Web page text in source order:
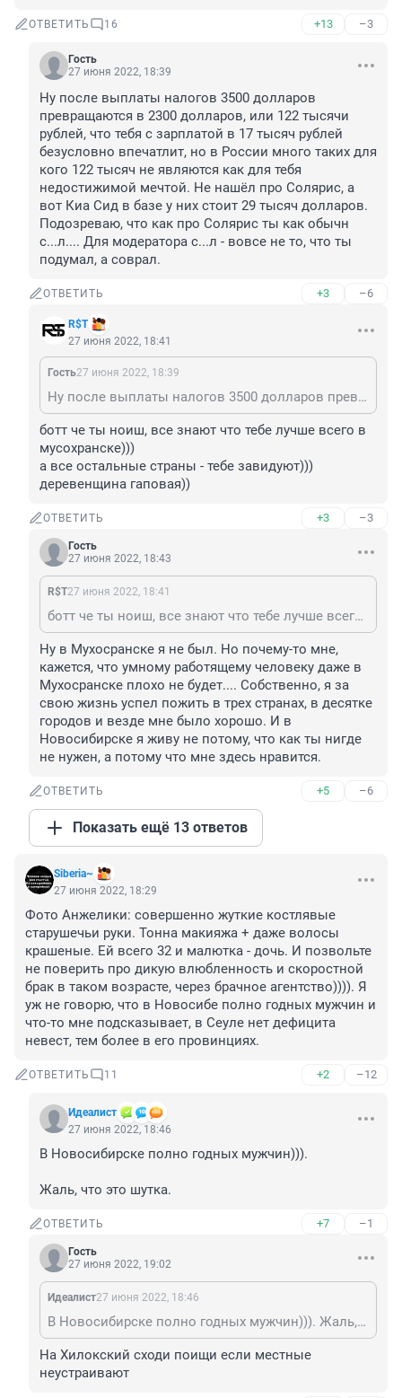
ОТВЕТИТЬ 16 +13 –3
Гость
27 июня 2022, 18:39
Ну после выплаты налогов 3500 долларов
превращаются в 2300 долларов, или 122 тысячи
рублей, что тебя с зарплатой в 17 тысяч рублей
безусловно впечатлит, но в России много таких для
кого 122 тысяч не являются как для тебя
недостижимой мечтой. Не нашёл про Солярис, а
вот Киа Сид в базе у них стоит 29 тысяч долларов.
Подозреваю, что как про Солярис ты как обычн
с...л.... Для модератора с...л - вовсе не то, что ты
подумал, а соврал.
ОТВЕТИТЬ +3 –6
R$Т
27 июня 2022, 18:41
Гость27 июня 2022, 18:39
Ну после выплаты налогов 3500 долларов превращаются в 2300 долларов, или 122 тысячи рублей, что тебя с зарплатой в 17 тысяч рублей безусловно впечатлит, но в России много таких для кого 122 тысяч не являются как для тебя недостижимой мечтой. Не нашёл про Солярис, а вот Киа Сид в базе у них стоит 29 тысяч долларов. Подозреваю, что как про Солярис ты как обычн с...л.... Для модератора с...л - вовсе не то, что ты подумал, а соврал.
ботт че ты ноиш, все знают что тебе лучше всего в
мусохранске)))
а все остальные страны - тебе завидуют)))
деревенщина гаповая))
ОТВЕТИТЬ +3 –3
Гость
27 июня 2022, 18:43
R$Т27 июня 2022, 18:41
ботт че ты ноиш, все знают что тебе лучше всего в мусохранске))) а все остальные страны - тебе завидуют))) деревенщина гаповая))
Ну в Мухосранске я не был. Но почему-то мне,
кажется, что умному работящему человеку даже в
Мухосранске плохо не будет.... Собственно, я за
свою жизнь успел пожить в трех странах, в десятке
городов и везде мне было хорошо. И в
Новосибирске я живу не потому, что как ты нигде
не нужен, а потому что мне здесь нравится.
ОТВЕТИТЬ +5 –6
Показать ещё 13 ответов
Siberia~
27 июня 2022, 18:29
Фото Анжелики: совершенно жуткие костлявые
старушечьи руки. Тонна макияжа + даже волосы
крашеные. Ей всего 32 и малютка - дочь. И позвольте
не поверить про дикую влюбленность и скоростной
брак в таком возрасте, через брачное агентство)))). Я
уж не говорю, что в Новосибе полно годных мужчин и
что-то мне подсказывает, в Сеуле нет дефицита
невест, тем более в его провинциях.
ОТВЕТИТЬ 11 +2 –12
Идеалист
27 июня 2022, 18:46
В Новосибирске полно годных мужчин))).
Жаль, что это шутка.
ОТВЕТИТЬ +7 –1
Гость
27 июня 2022, 19:02
Идеалист27 июня 2022, 18:46
В Новосибирске полно годных мужчин))). Жаль, что это шутка.
На Хилокский сходи поищи если местные
неустраивают